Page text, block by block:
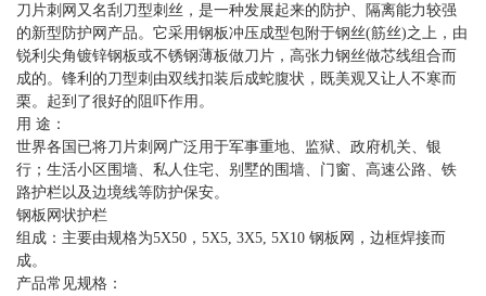
刀片刺网又名刮刀型刺丝，是一种发展起来的防护、隔离能力较强
的新型防护网产品。它采用钢板冲压成型包附于钢丝(筋丝)之上，由
锐利尖角镀锌钢板或不锈钢薄板做刀片，高张力钢丝做芯线组合而
成的。锋利的刀型刺由双线扣装后成蛇腹状，既美观又让人不寒而
栗。起到了很好的阻吓作用。
用 途：
世界各国已将刀片刺网广泛用于军事重地、监狱、政府机关、银
行；生活小区围墙、私人住宅、别墅的围墙、门窗、高速公路、铁
路护栏以及边境线等防护保安。
钢板网状护栏
组成：主要由规格为5X50，5X5, 3X5, 5X10 钢板网，边框焊接而
成。
产品常见规格：